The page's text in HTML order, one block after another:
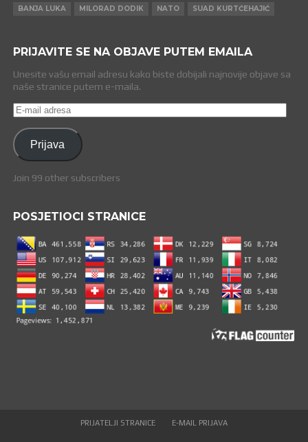
BANJA LUKA
MILORAD DODIK NATO SUAD KURTĆEHAJIĆ
PRIJAVITE SE NA OBJAVE PUTEM EMAILA
Unesite vašu email adresu kako biste dobijali najnovije objave sa
naše stranice putem e-maila.
E-
mail
adresa
Prijava
Join 99 other subscribers
POSJETIOCI STRANICE
PRIJATELJI STRANICE E-MAIL PRIJAVA